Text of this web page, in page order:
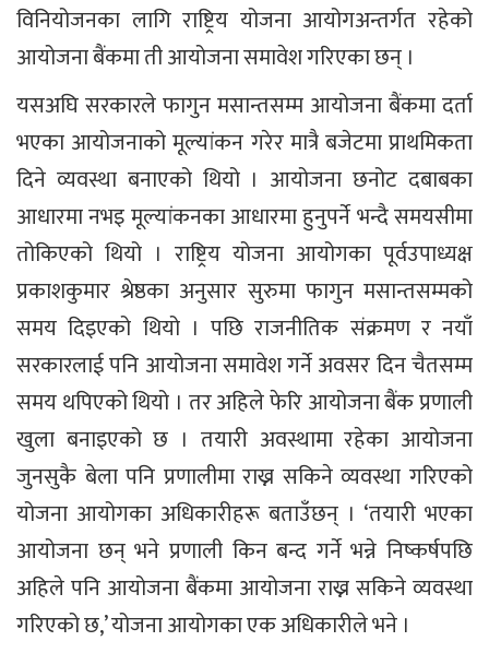
विनियोजनका लागि राष्ट्रिय योजना आयोगअन्तर्गत रहेको
आयोजना बैंकमा ती आयोजना समावेश गरिएका छन् ।
यसअघि सरकारले फागुन मसान्तसम्म आयोजना बैंकमा दर्ता
भएका आयोजनाको मूल्यांकन गरेर मात्रै बजेटमा प्राथमिकता
दिने व्यवस्था बनाएको थियो । आयोजना छनोट दबाबका
आधारमा नभइ मूल्यांकनका आधारमा हुनुपर्ने भन्दै समयसीमा
तोकिएको थियो । राष्ट्रिय योजना आयोगका पूर्वउपाध्यक्ष
प्रकाशकुमार श्रेष्ठका अनुसार सुरुमा फागुन मसान्तसम्मको
समय दिइएको थियो । पछि राजनीतिक संक्रमण र नयाँ
सरकारलाई पनि आयोजना समावेश गर्ने अवसर दिन चैतसम्म
समय थपिएको थियो । तर अहिले फेरि आयोजना बैंक प्रणाली
खुला बनाइएको छ । तयारी अवस्थामा रहेका आयोजना
जुनसुकै बेला पनि प्रणालीमा राख्न सकिने व्यवस्था गरिएको
योजना आयोगका अधिकारीहरू बताउँछन् । ‘तयारी भएका
आयोजना छन् भने प्रणाली किन बन्द गर्ने भन्ने निष्कर्षपछि
अहिले पनि आयोजना बैंकमा आयोजना राख्न सकिने व्यवस्था
गरिएको छ,’ योजना आयोगका एक अधिकारीले भने ।